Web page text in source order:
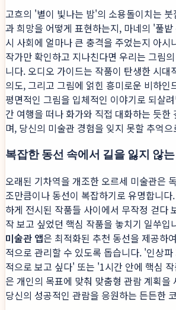
고흐의 '별이 빛나는 밤'의 소용돌이치는
과 희망을 어떻게 표현하는지, 마네의 '풀
시 사회에 얼마나 큰 충격을 주었는지 아시
작가만 확인하고 지나친다면 우리는 그림
니다. 오디오 가이드는 작품이 탄생한 시대
의도, 그리고 그림에 얽힌 흥미로운 비하인
평면적인 그림을 입체적인 이야기로 되살
간 여행을 떠나 화가와 직접 대화하는 듯한
며, 당신의 미술관 경험을 잊지 못할 추억
복잡한 동선 속에서 길을 잃지 않
오래된 기차역을 개조한 오르세 미술관은
조만큼이나 동선이 복잡하기로 유명합니다
하게 전시된 작품들 사이에서 무작정 걷다
작 보고 싶었던 핵심 작품을 놓치기 일쑤입
미술관 앱은 최적화된 추천 동선을 제공하
적으로 관리할 수 있도록 돕습니다. '인상
적으로 보고 싶다' 또는 '1시간 안에 핵심
은 개인의 목표에 맞춰 맞춤형 관람 계획을
당신의 성공적인 관람을 응원하는 든든한